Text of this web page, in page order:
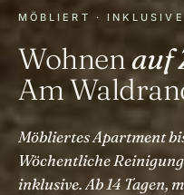
MÖBLIERT ·
Wohnenauf
Am
Möbliertes Apartment
Wöchentliche
inklusive. Ab 14 Tagen,